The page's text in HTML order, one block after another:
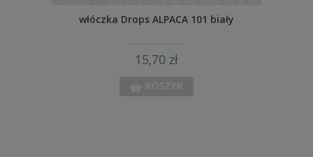
włóczka Drops ALPACA 101 biały
15,70 zł
KOSZYK